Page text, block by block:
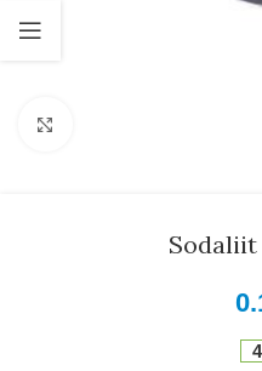
Sodaliit